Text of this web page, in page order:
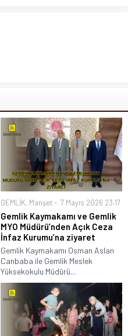
GEMLİK, Manşet 7 Mayıs 2026 23:17
Gemlik Kaymakamı ve Gemlik
MYO Müdürü’nden Açık Ceza
İnfaz Kurumu’na ziyaret
Gemlik Kaymakamı Osman Aslan
Canbaba ile Gemlik Meslek
Yüksekokulu Müdürü...